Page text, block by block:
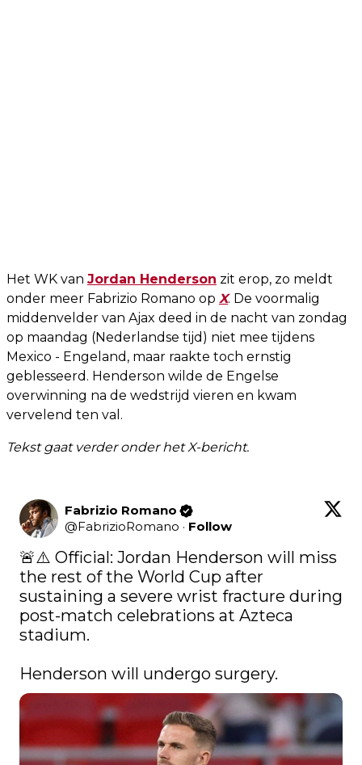
Het WK van Jordan Henderson zit erop, zo meldt
onder meer Fabrizio Romano op X. De voormalig
middenvelder van Ajax deed in de nacht van zondag
op maandag (Nederlandse tijd) niet mee tijdens
Mexico - Engeland, maar raakte toch ernstig
geblesseerd. Henderson wilde de Engelse
overwinning na de wedstrijd vieren en kwam
vervelend ten val.
Tekst gaat verder onder het X-bericht.
Fabrizio Romano
@FabrizioRomano · Follow
🚨⚠️ Official: Jordan Henderson will miss
the rest of the World Cup after
sustaining a severe wrist fracture during
post-match celebrations at Azteca
stadium.
Henderson will undergo surgery.